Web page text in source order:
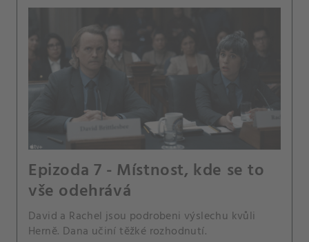
Epizoda 7 - Místnost, kde se to
vše odehrává
David a Rachel jsou podrobeni výslechu kvůli
Herně. Dana učiní těžké rozhodnutí.